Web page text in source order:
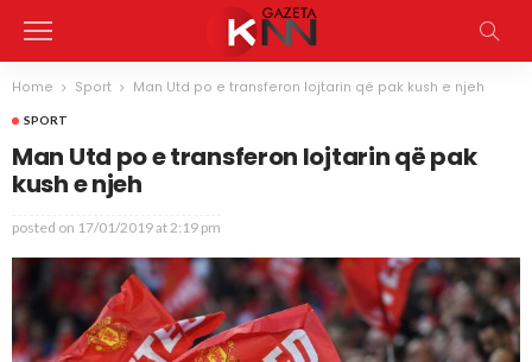
Home Sport Man Utd po e transferon lojtarin që pak kush e njeh
SPORT
Man Utd po e transferon lojtarin që pak
kush e njeh
posted on 17/01/2019 at 2:19 pm